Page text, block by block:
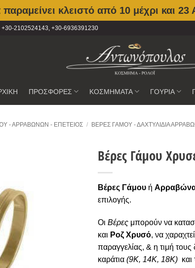
κλειστό από 10 μέχρι και
2102524143, +30-6936391230
ΠΡΟΣΦΟΡΕΣ ΚΟΣΜΗΜΑΤΑ ΓΟΥΡΙΑ
- ΑΡΡΑΒΏΝΩΝ - ΕΠΈΤΕΙΟΣ / ΒΈΡΕΣ ΓΆΜΟΥ - ΔΑΧΤΥΛΊΔΙΑ
Βέρες Γάμου
Βέρες Γάμου ή
επιλογής.
Οι Βέρες μπορούν να
και Ροζ Χρυσό, να
παραγγελίας, & η τιμή
καράτια (9Κ, 14Κ, 18Κ)